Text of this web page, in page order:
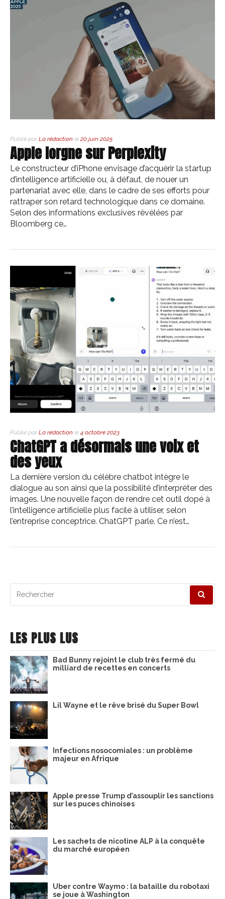
Publié par La rédaction le 20 juin 2025
Apple lorgne sur Perplexity
Le constructeur d’iPhone envisage d’acquérir la startup
d’intelligence artificielle ou, à défaut, de nouer un
partenariat avec elle, dans le cadre de ses efforts pour
rattraper son retard technologique dans ce domaine.
Selon des informations exclusives révélées par
Bloomberg ce…
Publié par La rédaction le 4 octobre 2023
ChatGPT a désormais une voix et
des yeux
La dernière version du célèbre chatbot intègre le
dialogue au son ainsi que la possibilité d’interpréter des
images. Une nouvelle façon de rendre cet outil dopé à
l’intelligence artificielle plus facile à utiliser, selon
l’entreprise conceptrice. ChatGPT parle. Ce n’est…
pour
LES PLUS LUS
Bad Bunny rejoint le club très fermé du
milliard de recettes en concerts
Lil Wayne et le rêve brisé du Super Bowl
Infections nosocomiales : un problème
majeur en Afrique
Apple presse Trump d’assouplir les sanctions
sur les puces chinoises
Les sachets de nicotine ALP à la conquête
du marché européen
Uber contre Waymo : la bataille du robotaxi
se joue à Washington